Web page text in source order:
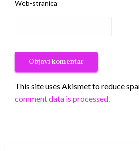
Web-stranica
This site uses Akismet to reduce
comment data is processed.